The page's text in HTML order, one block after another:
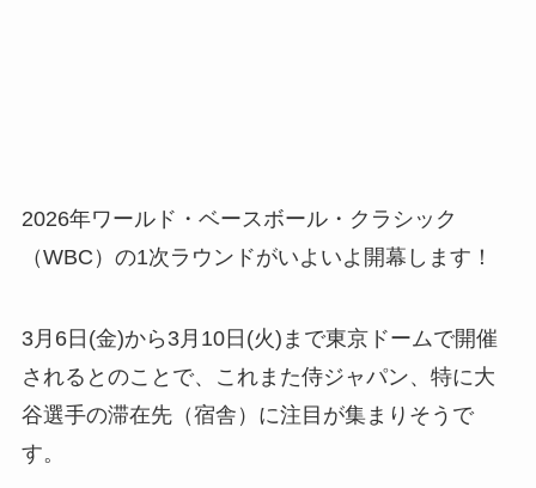
2026年ワールド・ベースボール・クラシック
（WBC）の1次ラウンドがいよいよ開幕します！
3月6日(金)から3月10日(火)まで東京ドームで開催
されるとのことで、これまた侍ジャパン、特に大
谷選手の滞在先（宿舎）に注目が集まりそうで
す。